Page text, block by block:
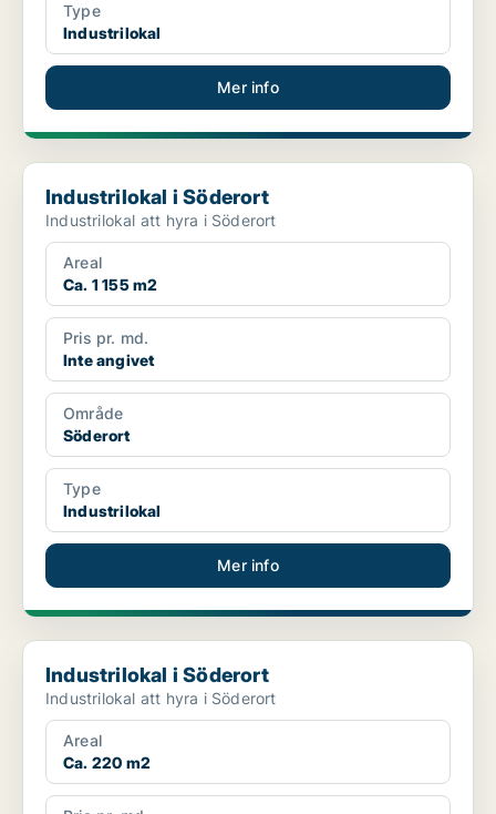
Type
Industrilokal
Mer info
Industrilokal i Söderort
Industrilokal i Söderort
Industrilokal att hyra i Söderort
Areal
Ca. 1 155 m2
Pris pr. md.
Inte angivet
Område
Söderort
Type
Industrilokal
Mer info
Industrilokal i Söderort
Industrilokal i Söderort
Industrilokal att hyra i Söderort
Areal
Ca. 220 m2